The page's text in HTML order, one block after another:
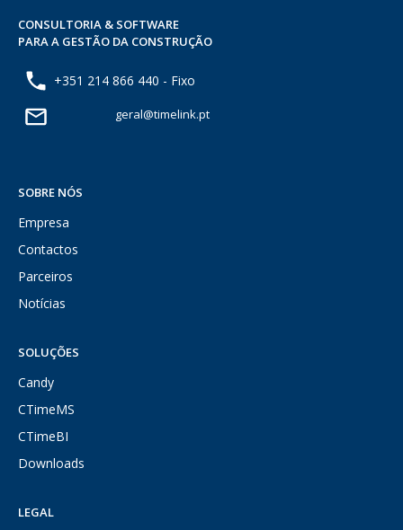
CONSULTORIA & SOFTWARE
PARA A GESTÃO DA CONSTRUÇÃO
+351 214 866 440 - Fixo
geral@timelink.pt
SOBRE NÓS
Empresa
Contactos
Parceiros
Notícias
SOLUÇÕES
Candy
CTimeMS
CTimeBI
Downloads
LEGAL